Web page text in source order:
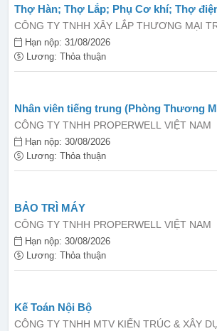
Thợ Hàn; Thợ Lắp; Phụ Cơ khí; Thợ
CÔNG TY TNHH XÂY LẮP THƯƠNG MẠI
Hạn nộp: 31/08/2026
Lương: Thỏa thuận
Nhân viên tiếng trung (Phòng Thương
CÔNG TY TNHH PROPERWELL VIỆT NAM
Hạn nộp: 30/08/2026
Lương: Thỏa thuận
BẢO TRÌ MÁY
CÔNG TY TNHH PROPERWELL VIỆT NAM
Hạn nộp: 30/08/2026
Lương: Thỏa thuận
Kế Toán Nội Bộ
CÔNG TY TNHH MTV KIẾN TRÚC & XÂY